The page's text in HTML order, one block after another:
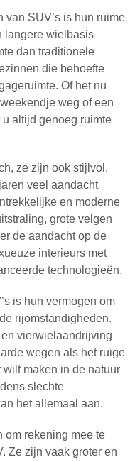
van SUV’s is hun ruime
langere wielbasis
dan traditionele
die behoefte
Of het nu
weg of een
u altijd genoeg ruimte
ze zijn ook stijlvol.
veel aandacht
en moderne
grote velgen
de aandacht op de
interieurs met
technologieën.
is hun vermogen om
rijomstandigheden.
vierwielaandrijving
wegen als het ruige
maken in de natuur
slechte
het allemaal aan.
om rekening mee te
Ze zijn vaak groter en